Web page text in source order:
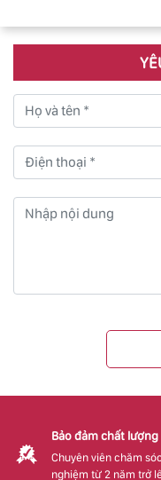
Bảo đảm chất lượng
Chuyên viên chăm
nghiệm từ 2 năm trở